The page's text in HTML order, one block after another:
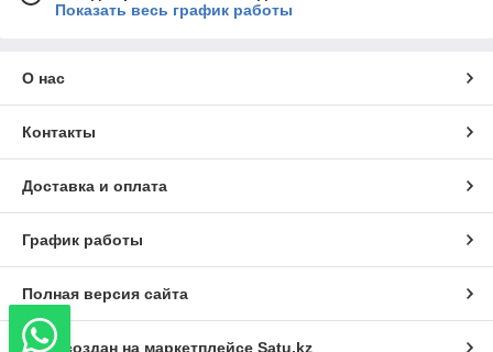
Показать весь график работы
О нас
Контакты
Доставка и оплата
График работы
Полная версия сайта
Сайт создан на маркетплейсе Satu.kz